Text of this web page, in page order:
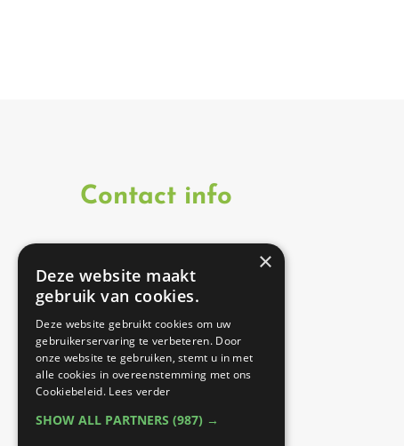
Contact info
Onze therapeuten zijn
werkzaam op twee
locaties:
Best Fit Fysiotherapie
Sporthal Naestenbest |
Prinses Beatrixlaan 27 |
×
Deze website maakt
gebruik van cookies.
Deze website gebruikt cookies om uw
gebruikerservaring te verbeteren. Door
onze website te gebruiken, stemt u in met
alle cookies in overeenstemming met ons
Cookiebeleid. Lees verder
SHOW ALL PARTNERS (987) →